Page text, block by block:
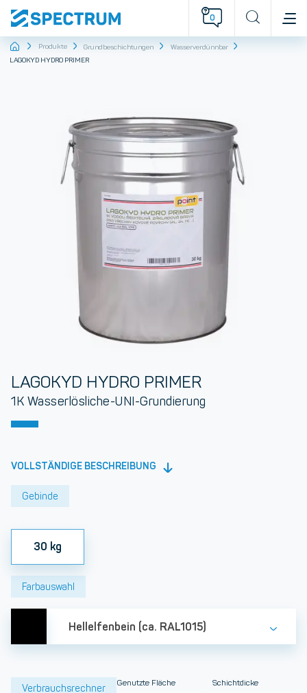
0
StartseiteProdukte Grundbeschichtungen
Wasserverdünnbar
LAGOKYD HYDRO PRIMER
LAGOKYD HYDRO PRIMER
1K Wasserlösliche-UNI-Grundierung
VOLLSTÄNDIGE BESCHREIBUNG
Gebinde
30 kg
Farbauswahl
Hellelfenbein (ca. RAL1015)
Verbrauchsrechner Genutzte Fläche Schichtdicke